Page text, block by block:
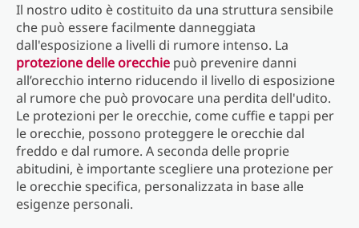
Il nostro udito è costituito da una struttura sensibile
che può essere facilmente danneggiata
dall'esposizione a livelli di rumore intenso. La
protezione delle orecchie può prevenire danni
all’orecchio interno riducendo il livello di esposizione
al rumore che può provocare una perdita dell'udito.
Le protezioni per le orecchie, come cuffie e tappi per
le orecchie, possono proteggere le orecchie dal
freddo e dal rumore. A seconda delle proprie
abitudini, è importante scegliere una protezione per
le orecchie specifica, personalizzata in base alle
esigenze personali.